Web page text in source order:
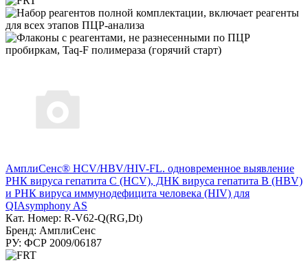
АмплиСенс® HCV/HBV/HIV-FL. одновременное выявление
РНК вируса гепатита С (HCV), ДНК вируса гепатита B (HBV)
и РНК вируса иммунодефицита человека (HIV) для
QIAsymphony AS
Кат. Номер: R-V62-Q(RG,Dt)
Бренд: АмплиСенс
РУ: ФСР 2009/06187